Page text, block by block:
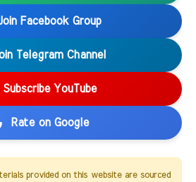
Facebook Group
Telegram Channel
Subscribe YouTube
Rate on Google
provided on this website are sourced